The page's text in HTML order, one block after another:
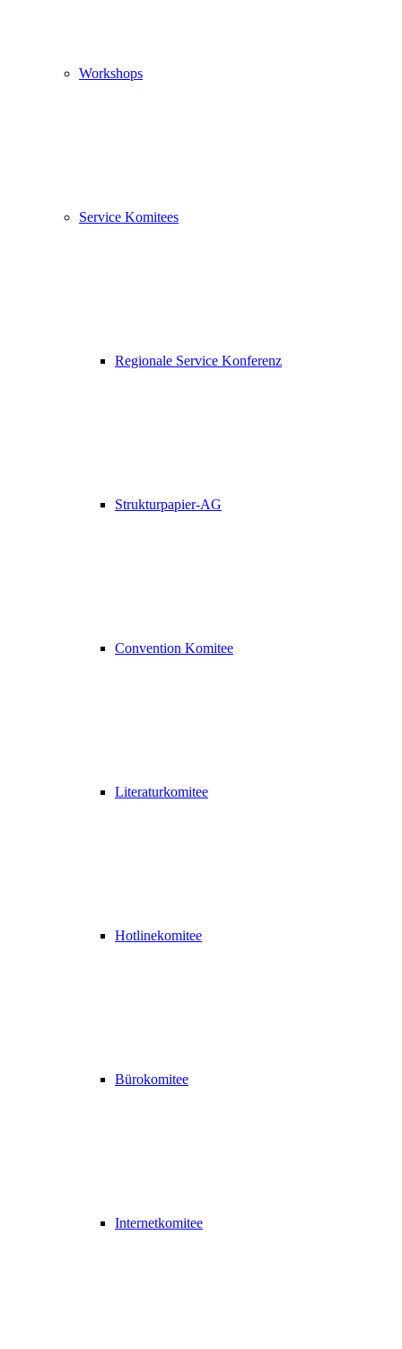
Workshops
Service Komitees
Regionale Service Konferenz
Strukturpapier-AG
Convention Komitee
Literaturkomitee
Hotlinekomitee
Bürokomitee
Internetkomitee